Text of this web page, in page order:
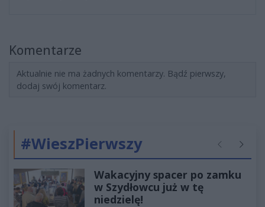
Komentarze
Aktualnie nie ma żadnych komentarzy. Bądź pierwszy,
dodaj swój komentarz.
#WieszPierwszy Poprzednie
Wakacyjny spacer po zamku
w Szydłowcu już w tę
niedzielę!